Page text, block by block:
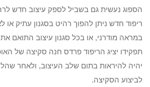
הספוג נעשית גם בשביל לספק עיצוב חדש
ריפוד חדש ניתן להפוך רהיט בסגנון עתיק או
במראה מודרני, או בכל סגנון עיצוב התואם
תפקידו יציג הריפוד פרדס חנה סקיצה של
יהיה להיראות בתום שלב העיצוב, ולאחר
לביצוע הסקיצה.